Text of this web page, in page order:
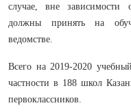
случае, вне зависимости
должны принять на
ведомстве.
Всего на 2019-2020
частности в 188 школ
первоклассников.